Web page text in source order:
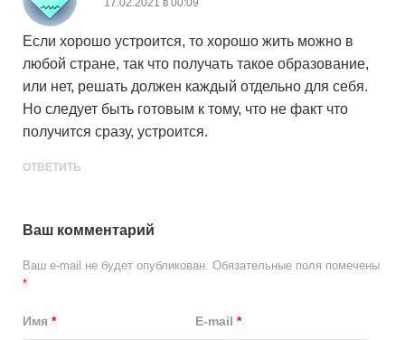
17.02.2021 в 00:09
Если хорошо устроится, то хорошо жить можно в
любой стране, так что получать такое образование,
или нет, решать должен каждый отдельно для себя.
Но следует быть готовым к тому, что не факт что
получится сразу, устроится.
ОТВЕТИТЬ
Ваш комментарий
Ваш e-mail не будет опубликован. Обязательные поля помечены
*
Имя * E-mail*